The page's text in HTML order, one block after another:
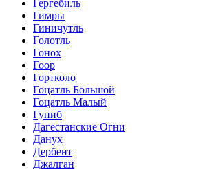
Гергебиль
Гимры
Гиничутль
Голотль
Гонох
Гоор
Гортколо
Гоцатль Большой
Гоцатль Малый
Гуниб
Дагестанские Огни
Данух
Дербент
Джалган